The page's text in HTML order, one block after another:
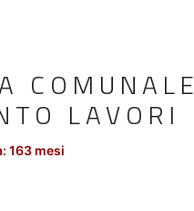
COMUNALE
LAVORI
163 mesi